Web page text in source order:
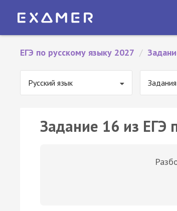
ЕГЭ по русскому языку 2027 /
Русский язык Задания
Задание 16 из ЕГЭ